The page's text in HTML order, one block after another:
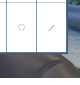
〇 ／